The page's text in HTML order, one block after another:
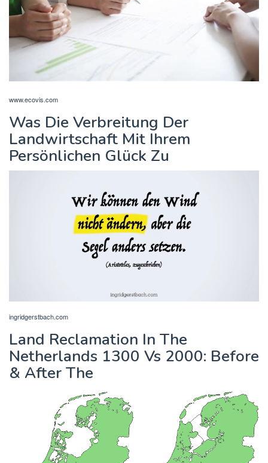
www.ecovis.com
Was Die Verbreitung Der
Landwirtschaft Mit Ihrem
Persönlichen Glück Zu
ingridgerstbach.com
Land Reclamation In The
Netherlands 1300 Vs 2000: Before
& After The